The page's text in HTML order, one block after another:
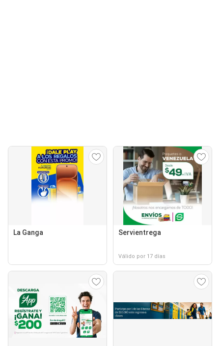
La Ganga Servientrega
Válido por 17 días